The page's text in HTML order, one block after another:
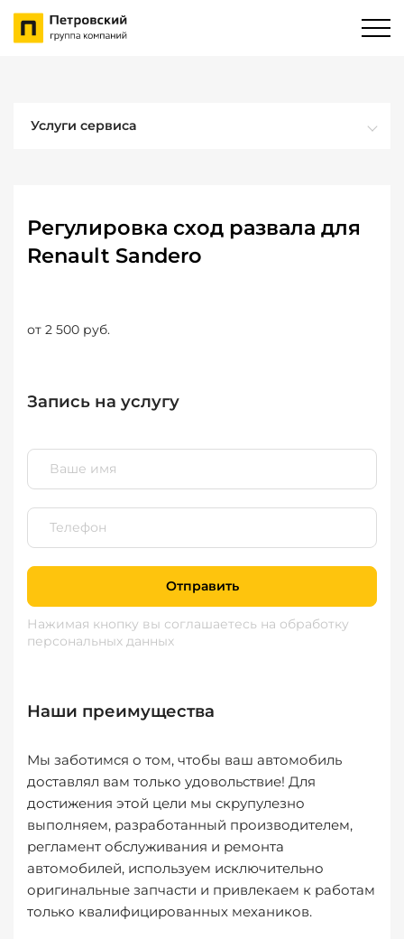
Услуги сервиса
Регулировка сход развала для
Renault Sandero
от 2 500 руб.
Запись на услугу
Отправить
Нажимая кнопку вы соглашаетесь на обработку
персональных данных
Наши преимущества
Мы заботимся о том, чтобы ваш автомобиль
доставлял вам только удовольствие! Для
достижения этой цели мы скрупулезно
выполняем, разработанный производителем,
регламент обслуживания и ремонта
автомобилей, используем исключительно
оригинальные запчасти и привлекаем к работам
только квалифицированных механиков.